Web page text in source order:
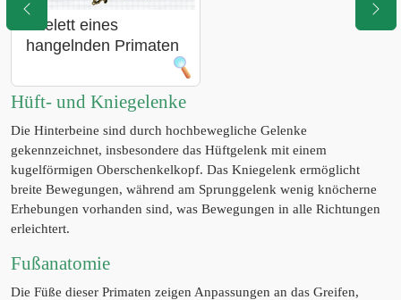
Skelett eines
hangelnden Primaten
Hüft- und Kniegelenke
Die Hinterbeine sind durch hochbewegliche Gelenke
gekennzeichnet, insbesondere das Hüftgelenk mit einem
kugelförmigen Oberschenkelkopf. Das Kniegelenk ermöglicht
breite Bewegungen, während am Sprunggelenk wenig knöcherne
Erhebungen vorhanden sind, was Bewegungen in alle Richtungen
erleichtert.
Fußanatomie
Die Füße dieser Primaten zeigen Anpassungen an das Greifen,